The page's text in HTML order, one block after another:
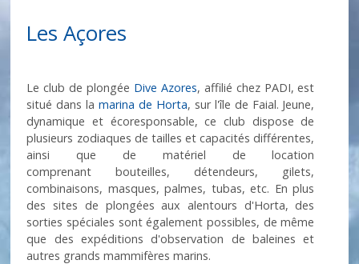
Les Açores
Le club de plongée Dive Azores, affilié chez PADI, est
situé dans lamarina de Horta, sur l'île de Faial. Jeune,
dynamique et écoresponsable, ce club dispose de
plusieurs zodiaques de tailles et capacités différentes,
ainsi que de matériel de location
comprenant bouteilles, détendeurs, gilets,
combinaisons, masques, palmes, tubas, etc. En plus
des sites de plongées aux alentours d'Horta, des
sorties spéciales sont également possibles, de même
que des expéditions d'observation de baleines et
autres grands mammifères marins.